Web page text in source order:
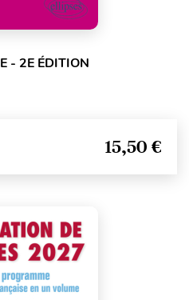
- 2E ÉDITION
15,50 €